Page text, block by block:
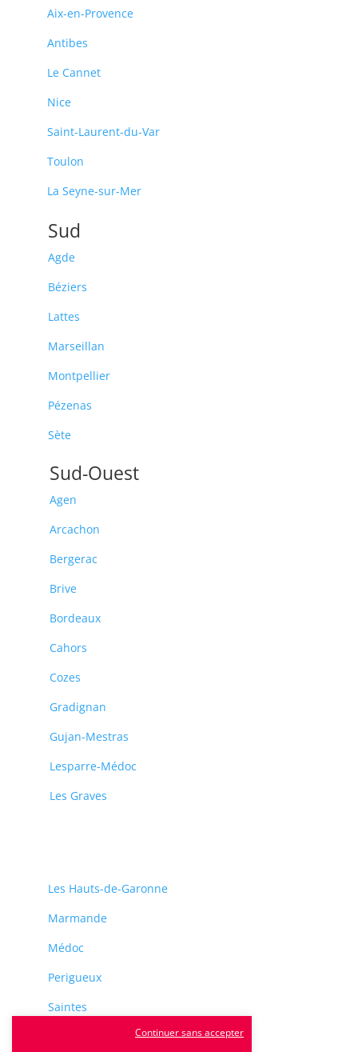
Aix-en-Provence
Antibes
Le Cannet
Nice
Saint-Laurent-du-Var
Toulon
La Seyne-sur-Mer
Sud
Agde
Béziers
Lattes
Marseillan
Montpellier
Pézenas
Sète
Sud-Ouest
Agen
Arcachon
Bergerac
Brive
Bordeaux
Cahors
Cozes
Gradignan
Gujan-Mestras
Lesparre-Médoc
Les Graves
Les Hauts-de-Garonne
Marmande
Médoc
Perigueux
Saintes
Continuer sans accepter